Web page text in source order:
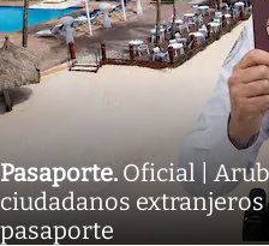
Pasaporte.Oficial |
ciudadanos
pasaporte